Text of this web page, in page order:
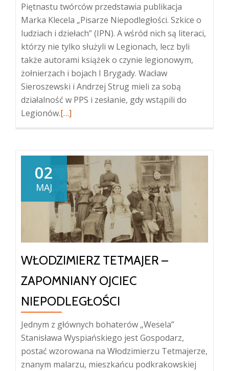
Piętnastu twórców przedstawia publikacja
Marka Klecela „Pisarze Niepodległości. Szkice o
ludziach i dziełach” (IPN). A wśród nich są literaci,
którzy nie tylko służyli w Legionach, lecz byli
także autorami książek o czynie legionowym,
żołnierzach i bojach I Brygady. Wacław
Sieroszewski i Andrzej Strug mieli za sobą
działalność w PPS i zesłanie, gdy wstąpili do
Legionów.Więcej
Pisarze
Niepodległości.
Szkice
o
ludziach
i
dziełach
[…]
02
MAJ
WŁODZIMIERZ TETMAJER –
ZAPOMNIANY OJCIEC
NIEPODLEGŁOŚCI
Jednym z głównych bohaterów „Wesela”
Stanisława Wyspiańskiego jest Gospodarz,
postać wzorowana na Włodzimierzu Tetmajerze,
znanym malarzu, mieszkańcu podkrakowskiej